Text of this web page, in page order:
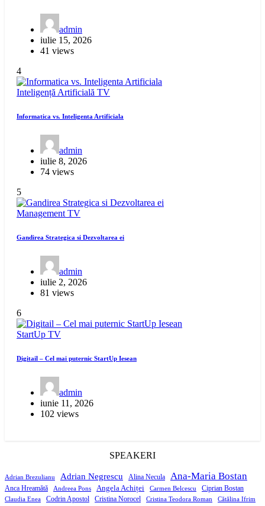
admin
iulie 15, 2026
41 views
4
Inteligență Artificială TV
Informatica vs. Inteligenta Artificiala
admin
iulie 8, 2026
74 views
5
Management TV
Gandirea Strategica si Dezvoltarea ei
admin
iulie 2, 2026
81 views
6
StartUp TV
Digitail – Cel mai puternic StartUp Iesean
admin
iunie 11, 2026
102 views
SPEAKERI
Adrian Brezulianu Adrian Negrescu Alina Necula Ana-Maria Bostan
Anca Hreamătă Andreea Pons Angela Achiței Carmen Belcescu Ciprian Bostan
Claudia Enea Codrin Apostol Cristina Norocel Cristina Teodora Roman
Cătălina Ifrim